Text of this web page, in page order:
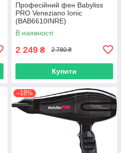
Професійний фен Babyliss
PRO Veneziano Ionic
(BAB6610INRE)
В наявності
2 249 ₴ 2 780 ₴
Купити
–18%